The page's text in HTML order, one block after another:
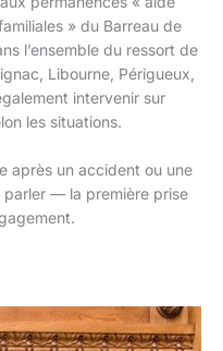
» du Barreau de
l’ensemble du ressort de
Libourne, Périgueux,
intervenir sur
les situations.
après un accident ou une
parler — la première prise